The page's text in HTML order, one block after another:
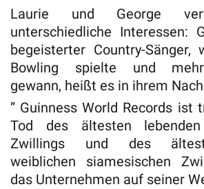
Laurie und George
unterschiedliche Interessen:
begeisterter Country-Sänger,
Bowling spielte und
gewann, heißt es in ihrem
” Guinness World Records ist
Tod des ältesten lebenden
Zwillings und des
weiblichen siamesischen
das Unternehmen auf seiner